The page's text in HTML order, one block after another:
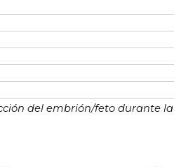
del embrión/feto durante la